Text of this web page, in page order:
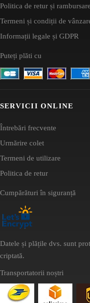
Politica de retur și rambursare
Termeni și condiții de
Informații legale și GDPR
Puteți plăti cu
SERVICII ONLINE
Întrebări frecvente
Urmărire colet
Termeni de utilizare
Politica de retur
Cumpărături în siguranță
Datele și plățile dvs. sunt
criptată.
Transportatorii noștri